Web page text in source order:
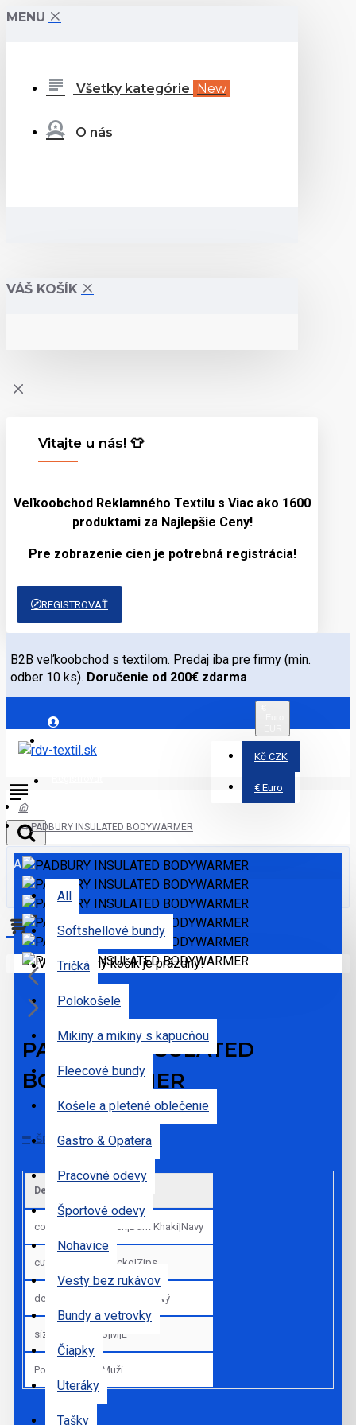
MENU
Všetky kategórie New
O nás
VÁŠ KOŠÍK
Vitajte u nás! 👕
Veľkoobchod Reklamného Textilu s Viac ako 1600
produktami za Najlepšie Ceny!
Pre zobrazenie cien je potrebná registrácia!
REGISTROVAŤ
B2B veľkoobchod s textilom. Predaj iba pre firmy (min.
odber 10 ks). Doručenie od 200€ zdarma
Kč CZK
€ Euro
All
All
Softshellové bundy
Tričká
Polokošele
Mikiny a mikiny s kapucňou
Fleecové bundy
Košele a pletené oblečenie
Gastro & Opatera
Pracovné odevy
Športové odevy
Nohavice
Vesty bez rukávov
Bundy a vetrovky
Čiapky
Uteráky
Tašky
Váš nákupný košík je prázdny!
PADBURY INSULATED BODYWARMER
PADBURY INSULATED
BODYWARMER
ŠPECIFIKÁCIE
Default
colors Black|Dark Khaki|Navy
cut_sk Vrecko|Zips
details_sk Vodoodpudivý
sizes S|M|L
Pohlavie Muži